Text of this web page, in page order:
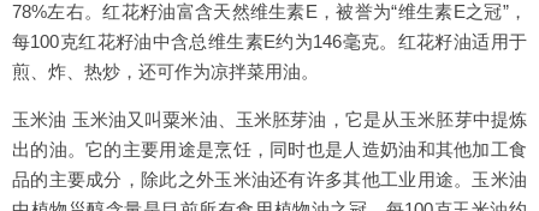
78%左右。红花籽油富含天然维生素E，被誉为“维生素E之冠”，
每100克红花籽油中含总维生素E约为146毫克。红花籽油适用于
煎、炸、热炒，还可作为凉拌菜用油。
玉米油 玉米油又叫粟米油、玉米胚芽油，它是从玉米胚芽中提炼
出的油。它的主要用途是烹饪，同时也是人造奶油和其他加工食
品的主要成分，除此之外玉米油还有许多其他工业用途。玉米油